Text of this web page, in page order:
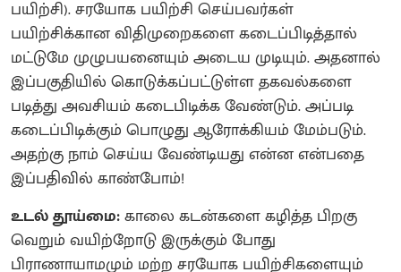
பயிற்சி). சரயோக பயிற்சி செய்பவர்கள்
பயிற்சிக்கான விதிமுறைகளை கடைப்பிடித்தால்
மட்டுமே முழுபயனையும் அடைய முடியும். அதனால்
இப்பகுதியில் கொடுக்கப்பட்டுள்ள தகவல்களை
படித்து அவசியம் கடைபிடிக்க வேண்டும். அப்படி
கடைப்பிடிக்கும் பொழுது ஆரோக்கியம் மேம்படும்.
அதற்கு நாம் செய்ய வேண்டியது என்ன என்பதை
இப்பதிவில் காண்போம்!
உடல் தூய்மை:காலை கடன்களை கழித்த பிறகு
வெறும் வயிற்றோடு இருக்கும் போது
பிராணாயாமமும் மற்ற சரயோக பயிற்சிகளையும்